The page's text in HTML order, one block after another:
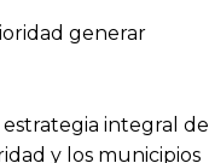
generar
integral de
y los municipios